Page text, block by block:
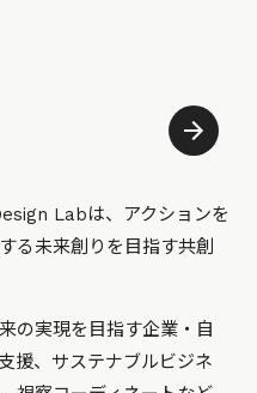
Labは、アクションを
る未来創りを目指す共創
の実現を目指す企業・自
援、サステナブルビジネ